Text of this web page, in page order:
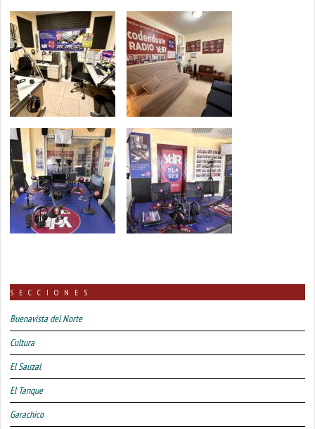
SECCIONES
Buenavista del Norte
Cultura
El Sauzal
El Tanque
Garachico